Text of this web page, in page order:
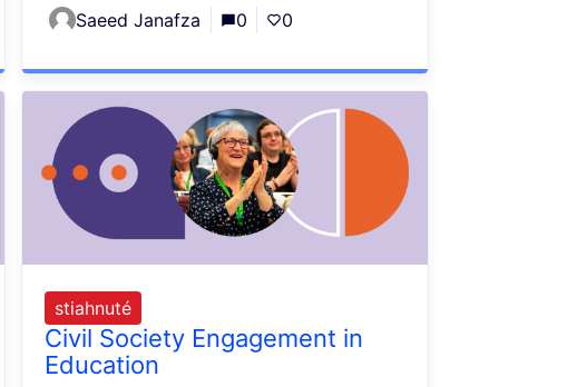
Saeed Janafza 0 0
Civil Society Engagement in
Education
stiahnuté